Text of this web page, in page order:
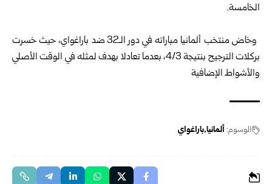
الخامسة.
وخاض منتخب ألمانيا مباراته في دور الـ32 ضد باراغواي، حيث خسرت
بركلات الترجيح بنتيجة 4/3، بعدما تعادلا بهدف لمثله في الوقت الأصلي
والأشواط الإضافية
الوسوم: ألمانيا باراغواي